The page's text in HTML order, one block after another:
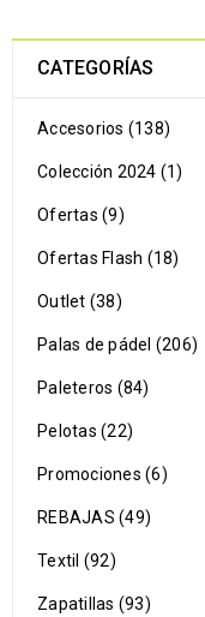
CATEGORÍAS
Accesorios (138)
Colección 2024 (1)
Ofertas (9)
Ofertas Flash (18)
Outlet (38)
Palas de pádel (206)
Paleteros (84)
Pelotas (22)
Promociones (6)
REBAJAS (49)
Textil (92)
Zapatillas (93)